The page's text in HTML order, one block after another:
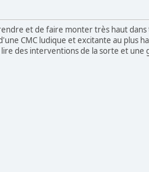
et de faire monter très haut
CMC ludique et excitante au plus
des interventions de la sorte et